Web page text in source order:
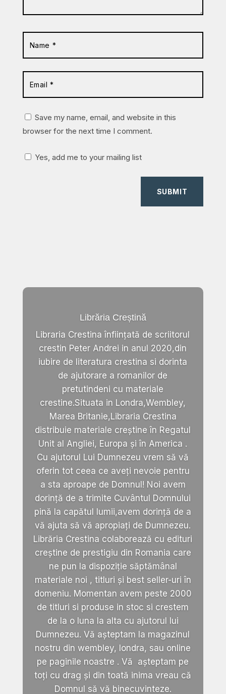
Save my name, email, and website in this
browser for the next time I comment.
Yes, add me to your mailing list
SUBMIT
Librăria Creștină
Libraria Crestina înființată de scriitorul
crestin Peter Andrei in anul 2020,din
iubire de literatura crestina si dorinta
de ajutorare a romanilor de
pretutindeni cu materiale
crestine.Situata in Londra,Wembley,
Marea Britanie,Libraria Crestina
distribuie materiale creștine în Regatul
Unit al Angliei, Europa și în America .
Cu ajutorul Lui Dumnezeu vrem să vă
oferin tot ceea ce aveți nevoie pentru
a sta aproape de Domnul! Noi avem
dorință de a trimite Cuvântul Domnului
pină la capătul lumii,avem dorință de a
vă ajuta să vă apropiați de Dumnezeu.
Librăria Crestina colaborează cu edituri
creștine de prestigiu din Romania care
ne pun la dispoziție săptămânal
materiale noi , titluri și best seller-uri în
domeniu. Momentan avem peste 2000
de titluri si produse in stoc si crestem
de la o luna la alta cu ajutorul lui
Dumnezeu. Vă așteptam la magazinul
nostru din wembley, londra, sau online
pe paginile noastre . Vă așteptam pe
toți cu drag și din toată inima vreau că
Domnul să vă binecuvinteze.